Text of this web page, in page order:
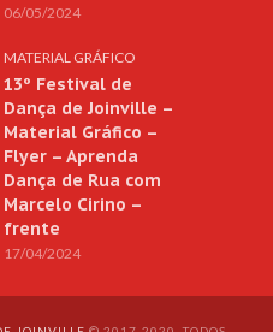
06/05/2024
MATERIAL GRÁFICO
13º Festival de
Dança de Joinville –
Material Gráfico –
Flyer – Aprenda
Dança de Rua com
Marcelo Cirino –
frente
17/04/2024